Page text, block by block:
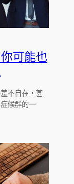
可能也
不自在，甚
候群的一